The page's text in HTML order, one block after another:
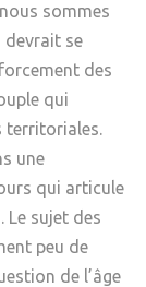
sommes
devrait se
des
qui
territoriales.
une
qui articule
Le sujet des
peu de
de l’âge